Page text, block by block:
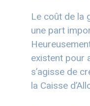
Le coût de la
une part
existent pour
s’agisse de
la Caisse